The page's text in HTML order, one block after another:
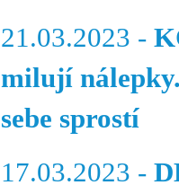
21.03.2023 -
milují
sebe sprostí
17.03.2023 -